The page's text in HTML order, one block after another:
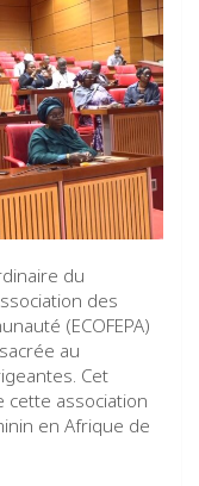
du
des
(ECOFEPA)
au
Cet
cette association
en Afrique de